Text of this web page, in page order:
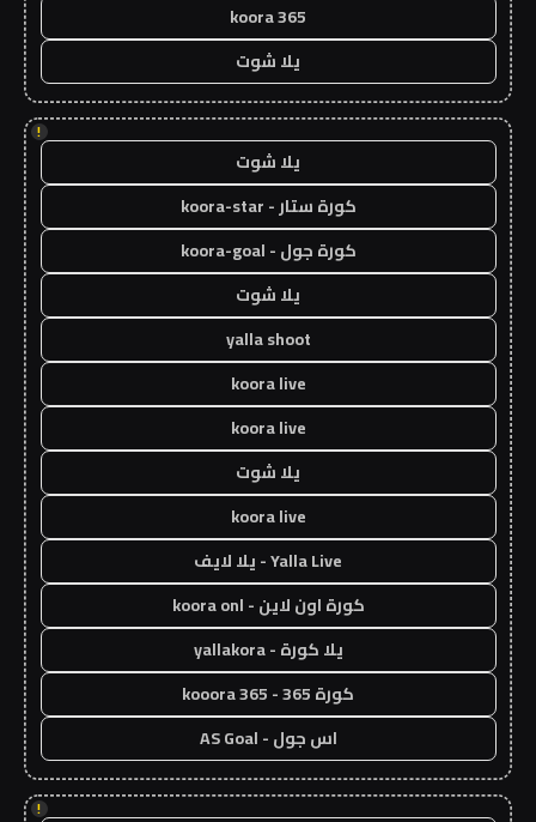
koora 365
يلا شوت
!
يلا شوت
كورة ستار - koora-star
كورة جول - koora-goal
يلا شوت
yalla shoot
koora live
koora live
يلا شوت
koora live
Yalla Live - يلا لايف
كورة اون لاين - koora onl
يلا كورة - yallakora
كورة 365 - kooora 365
اس جول - AS Goal
!